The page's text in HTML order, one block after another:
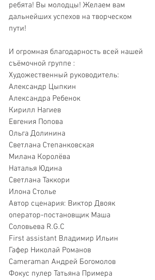
ребята! Вы молодцы! Желаем вам
дальнейших успехов на творческом
пути!
И огромная благодарность всей нашей
съёмочной группе :
Художественный руководитель:
Александр Цыпкин
Александра Ребенок
Кирилл Нагиев
Евгения Попова
Ольга Долинина
Светлана Степанковская
Милана Королёва
Наталья Юдина
Светлана Таккори
Илона Столье
Автор сценария: Виктор Двояк
оператор-постановщик Маша
Соловьева R.G.C
First assistant Владимир Ильин
Гафер Николай Романов
Cameraman Андрей Богомолов
Фокус пулер Татьяна Примера